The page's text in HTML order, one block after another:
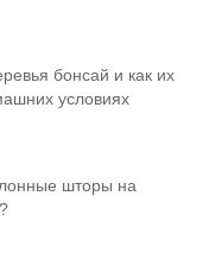
бонсай и как их
условиях
шторы на